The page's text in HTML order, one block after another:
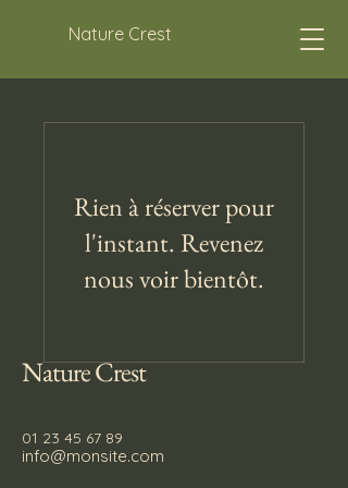
Nature Crest
Rien à réserver pour
l'instant. Revenez
nous voir bientôt.
Nature Crest
01 23 45 67 89
info@monsite.com